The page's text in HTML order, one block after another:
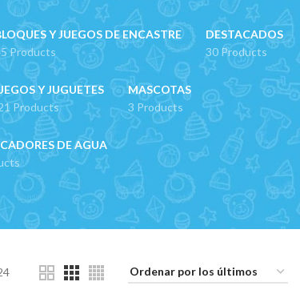
Y JUEGOS DE ENCASTRE
Products
DESTACADOS
30 Products
Y JUGUETES
Products
MASCOTAS
3 Products
DE AGUA